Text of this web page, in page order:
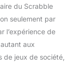
du Scrabble
seulement par
l’expérience de
autant aux
de jeux de société,